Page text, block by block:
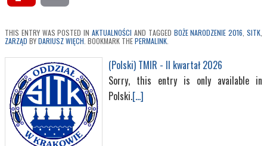
THIS ENTRY WAS POSTED INAKTUALNOŚCI AND TAGGED BOŻE NARODZENIE 2016,SITK,
ZARZĄD BYDARIUSZ WIĘCH. BOOKMARK THEPERMALINK.
(Polski) TMIR - II kwartał 2026
Sorry, this entry is only available in
Polski.[...]